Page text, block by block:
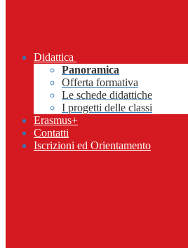
Didattica
Panoramica
Offerta formativa
Le schede didattiche
I progetti delle classi
Erasmus+
Contatti
Iscrizioni ed Orientamento